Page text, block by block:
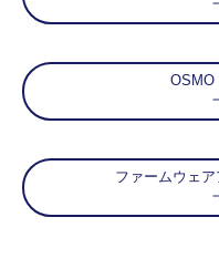
OSMO
ファームウェ